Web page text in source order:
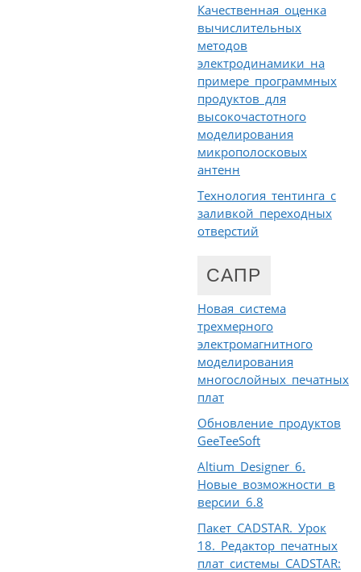
Качественная оценка
вычислительных
методов
электродинамики на
примере программных
продуктов для
высокочастотного
моделирования
микрополосковых
антенн
Технология тентинга с
заливкой переходных
отверстий
САПР
Новая система
трехмерного
электромагнитного
моделирования
многослойных печатных
плат
Обновление продуктов
GeeTeeSoft
Altium Designer 6.
Новые возможности в
версии 6.8
Пакет CADSTAR. Урок
18. Редактор печатных
плат системы CADSTAR: